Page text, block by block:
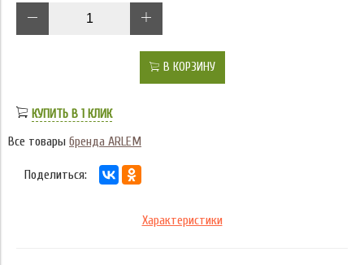
В КОРЗИНУ
КУПИТЬ В 1 КЛИК
Все товары бренда ARLEM
Поделиться:
Характеристики